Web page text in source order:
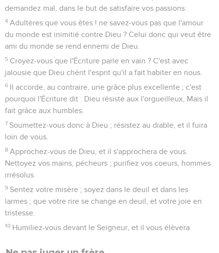
demandez mal, dans le but de satisfaire vos passions.
4 Adultères que vous êtes ! ne savez-vous pas que l'amour
du monde est inimitié contre Dieu ? Celui donc qui veut être
ami du monde se rend ennemi de Dieu.
5 Croyez-vous que l'Écriture parle en vain ? C'est avec
jalousie que Dieu chérit l'esprit qu'il a fait habiter en nous.
6 Il accorde, au contraire, une grâce plus excellente ; c'est
pourquoi l'Écriture dit : Dieu résiste aux l'orgueilleux, Mais il
fait grâce aux humbles.
7 Soumettez-vous donc à Dieu ; résistez au diable, et il fuira
loin de vous.
8 Approchez-vous de Dieu, et il s'approchera de vous.
Nettoyez vos mains, pécheurs ; purifiez vos coeurs, hommes
irrésolus.
9 Sentez votre misère ; soyez dans le deuil et dans les
larmes ; que votre rire se change en deuil, et votre joie en
tristesse.
10 Humiliez-vous devant le Seigneur, et il vous élèvera.